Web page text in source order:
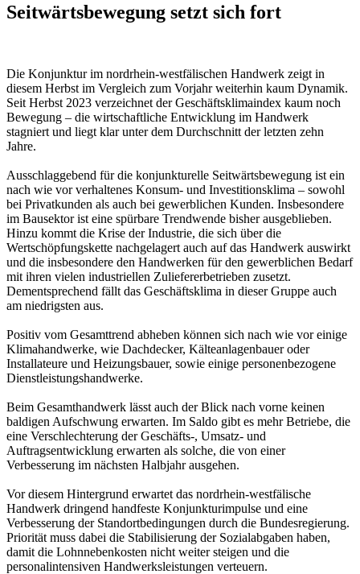
Seitwärtsbewegung setzt sich fort
Die Konjunktur im nordrhein-westfälischen Handwerk zeigt in
diesem Herbst im Vergleich zum Vorjahr weiterhin kaum Dynamik.
Seit Herbst 2023 verzeichnet der Geschäftsklimaindex kaum noch
Bewegung – die wirtschaftliche Entwicklung im Handwerk
stagniert und liegt klar unter dem Durchschnitt der letzten zehn
Jahre.
Ausschlaggebend für die konjunkturelle Seitwärtsbewegung ist ein
nach wie vor verhaltenes Konsum- und Investitionsklima – sowohl
bei Privatkunden als auch bei gewerblichen Kunden. Insbesondere
im Bausektor ist eine spürbare Trendwende bisher ausgeblieben.
Hinzu kommt die Krise der Industrie, die sich über die
Wertschöpfungskette nachgelagert auch auf das Handwerk auswirkt
und die insbesondere den Handwerken für den gewerblichen Bedarf
mit ihren vielen industriellen Zuliefererbetrieben zusetzt.
Dementsprechend fällt das Geschäftsklima in dieser Gruppe auch
am niedrigsten aus.
Positiv vom Gesamttrend abheben können sich nach wie vor einige
Klimahandwerke, wie Dachdecker, Kälteanlagenbauer oder
Installateure und Heizungsbauer, sowie einige personenbezogene
Dienstleistungshandwerke.
Beim Gesamthandwerk lässt auch der Blick nach vorne keinen
baldigen Aufschwung erwarten. Im Saldo gibt es mehr Betriebe, die
eine Verschlechterung der Geschäfts-, Umsatz- und
Auftragsentwicklung erwarten als solche, die von einer
Verbesserung im nächsten Halbjahr ausgehen.
Vor diesem Hintergrund erwartet das nordrhein-westfälische
Handwerk dringend handfeste Konjunkturimpulse und eine
Verbesserung der Standortbedingungen durch die Bundesregierung.
Priorität muss dabei die Stabilisierung der Sozialabgaben haben,
damit die Lohnnebenkosten nicht weiter steigen und die
personalintensiven Handwerksleistungen verteuern.